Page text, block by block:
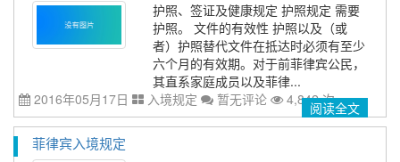
护照、签证及健康规定 护照规定 需要
护照。 文件的有效性 护照以及（或
者）护照替代文件在抵达时必须有至少
六个月的有效期。对于前菲律宾公民，
其直系家庭成员以及菲律...
2016年05月17日
入境规定 暂无评论 4,842 次阅读全文
菲律宾入境规定